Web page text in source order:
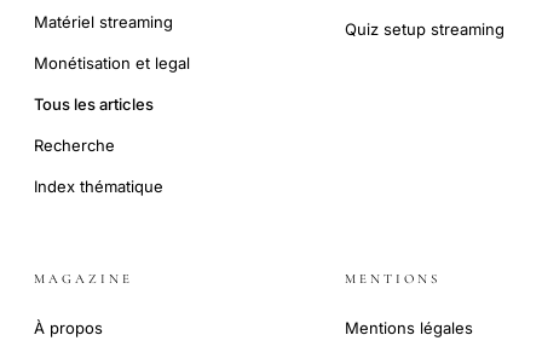
Matériel streaming
Monétisation et legal
Tous les articles
Recherche
Index thématique
Quiz setup streaming
MAGAZINE
À propos
MENTIONS
Mentions légales